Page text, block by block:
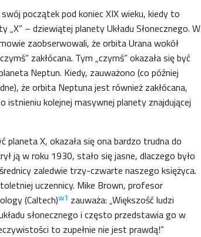
początek pod koniec XIX wieku, kiedy to
„X” – dziewiątej planety Układu Słonecznego. W
zaobserwowali, że orbita Urana wokół
zakłócana. Tym „czymś” okazała się być
Neptun. Kiedy, zauważono (co później
że orbita Neptuna jest również zakłócana,
istnieniu kolejnej masywnej planety znajdującej
planeta X, okazała się ona bardzo trudna do
ją w roku 1930, stało się jasne, dlaczego było
zaledwie trzy-czwarte naszego księżyca.
uczennicy. Mike Brown, profesor
(Caltech)w1 zauważa: „Większość ludzi
słonecznego i często przedstawia go w
to zupełnie nie jest prawdą!”